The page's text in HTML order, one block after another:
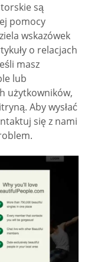
są
pomocy
wskazówek
o relacjach
masz
lub
użytkowników,
Aby wysłać
się z nami